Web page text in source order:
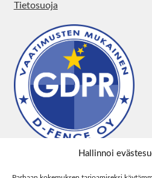
Hallinnoi
Tietosuoja